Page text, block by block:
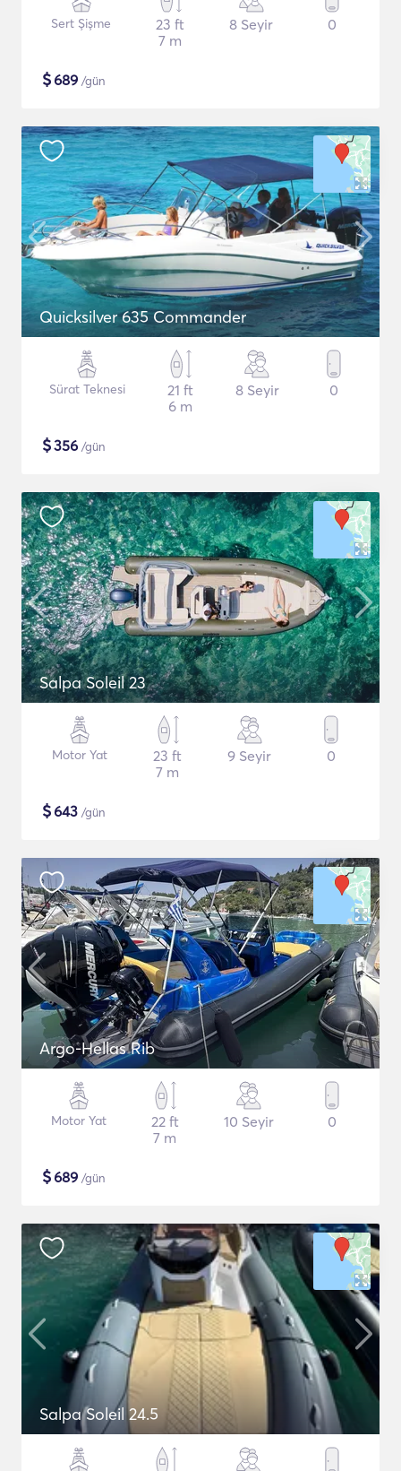
Sert Şişme
23 ft
7 m
8 Seyir 0
$689 /gün
Quicksilver 635 Commander
Sürat Teknesi
21 ft
6 m
8 Seyir 0
$356 /gün
Salpa Soleil 23
Motor Yat
23 ft
7 m
9 Seyir 0
$643 /gün
Argo-Hellas Rib
Motor Yat
22 ft
7 m
10 Seyir 0
$689 /gün
Salpa Soleil 24.5